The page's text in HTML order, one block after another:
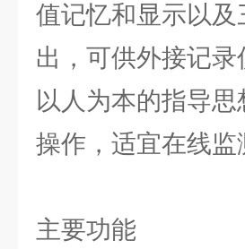
值记忆和显示以
出，可供外接记
以人为本的指导
操作，适宜在线
主要功能